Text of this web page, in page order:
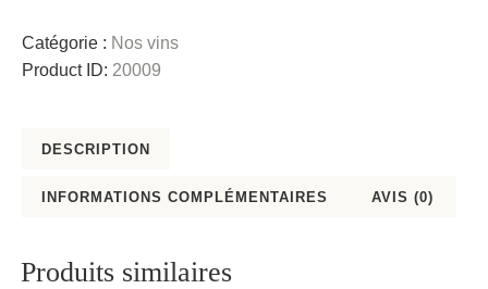
Catégorie : Nos vins
Product ID: 20009
DESCRIPTION
INFORMATIONS COMPLÉMENTAIRES AVIS (0)
Produits similaires